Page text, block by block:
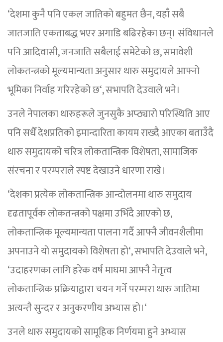
‘देशमा कुनै पनि एकल जातिको बहुमत छैन, यहाँ सबै
जातजाति एकताबद्ध भएर अगाडि बढिरहेका छन्। संविधानले
पनि आदिवासी, जनजाति सबैलाई समेटेको छ, समावेशी
लोकतन्त्रको मूल्यमान्यता अनुसार थारु समुदायले आफ्नो
भूमिका निर्वाह गरिरहेको छ‘, सभापति देउवाले भने।
उनले नेपालका थारुहरूले जुनसुकै अप्ठ्यारो परिस्थिति आए
पनि सधैँ देशप्रतिको इमान्दारिता कायम राख्दै आएका बताउँदै
थारु समुदायको चरित्र लोकतान्त्रिक विशेषता, सामाजिक
संरचना र परम्पराले स्पष्ट देखाउने धारणा राखे।
‘देशका प्रत्येक लोकतान्त्रिक आन्दोलनमा थारु समुदाय
दृढतापूर्वक लोकतन्त्रको पक्षमा उभिँदै आएको छ,
लोकतान्त्रिक मूल्यमान्यता पालना गर्दै आफ्नै जीवनशैलीमा
अपनाउने यो समुदायको विशेषता हो‘, सभापति देउवाले भने,
‘उदाहरणका लागि हरेक वर्ष माघमा आफ्नै नेतृत्व
लोकतान्त्रिक प्रक्रियाद्वारा चयन गर्ने परम्परा थारु जातिमा
अत्यन्तै सुन्दर र अनुकरणीय अभ्यास हो।‘
उनले थारु समुदायको सामूहिक निर्णयमा हुने अभ्यास